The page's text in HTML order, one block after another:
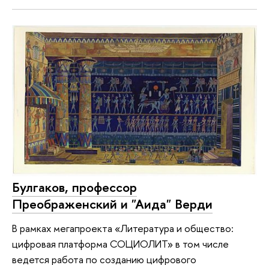
Булгаков, профессор
Преображенский и "Аида" Верди
В рамках мегапроекта «Литература и общество:
цифровая платформа СОЦИОЛИТ» в том числе
ведется работа по созданию цифрового